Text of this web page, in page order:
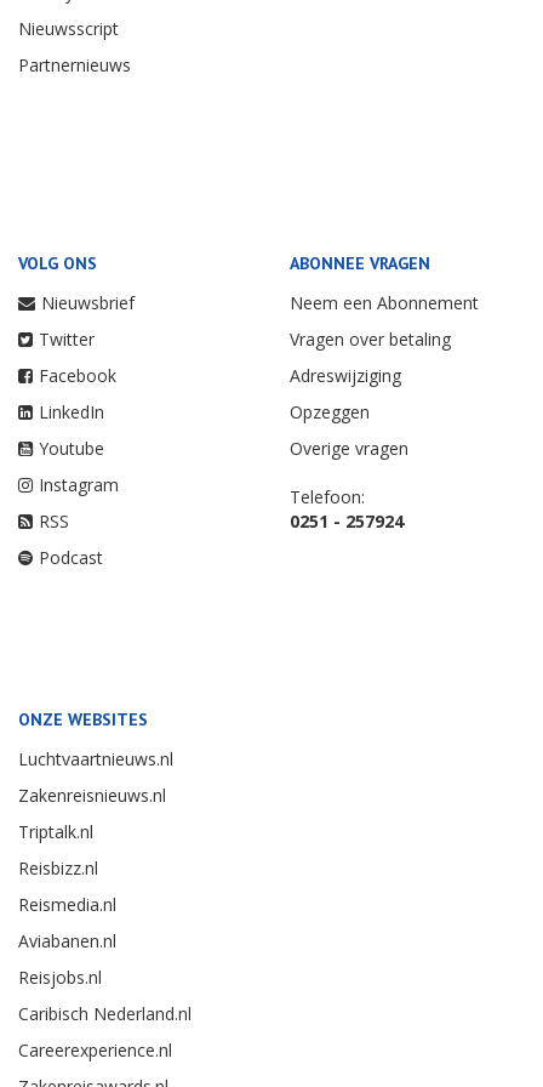
Nieuwsscript
Partnernieuws
VOLG ONS
Nieuwsbrief
Twitter
Facebook
LinkedIn
Youtube
Instagram
RSS
Podcast
ABONNEE VRAGEN
Neem een Abonnement
Vragen over betaling
Adreswijziging
Opzeggen
Overige vragen
Telefoon:
0251 - 257924
ONZE WEBSITES
Luchtvaartnieuws.nl
Zakenreisnieuws.nl
Triptalk.nl
Reisbizz.nl
Reismedia.nl
Aviabanen.nl
Reisjobs.nl
Caribisch Nederland.nl
Careerexperience.nl